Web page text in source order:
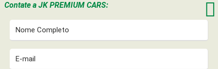
Contate a JK PREMIUM CARS: 